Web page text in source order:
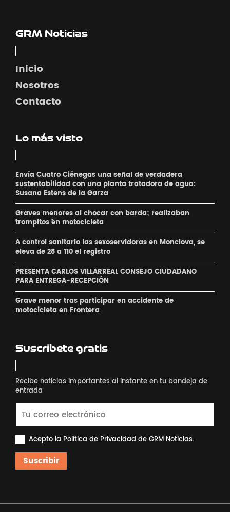
GRM Noticias
Inicio
Nosotros
Contacto
Lo más visto
Envía Cuatro Ciénegas una señal de verdadera
sustentabilidad con una planta tratadora de agua:
Susana Estens de la Garza
Graves menores al chocar con barda; realizaban
´trompitos ´en motocicleta
A control sanitario las sexoservidoras en Monclova, se
eleva de 28 a 110 el registro
PRESENTA CARLOS VILLARREAL CONSEJO CIUDADANO
PARA ENTREGA-RECEPCIÓN
Grave menor tras participar en accidente de
motocicleta en Frontera
Suscribete gratis
Recibe noticias importantes al instante en tu bandeja de
entrada
Acepto la Política de Privacidadde GRM Noticias.
Suscribir